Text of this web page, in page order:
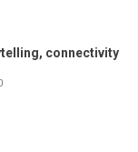
connectivity